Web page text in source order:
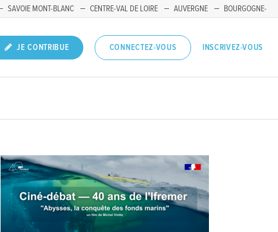
SAVOIE MONT-BLANC CENTRE-VAL DE LOIRE AUVERGNE
BOURGOGNE-
JE CONTRIBUE CONNECTEZ-VOUS INSCRIVEZ-VOUS